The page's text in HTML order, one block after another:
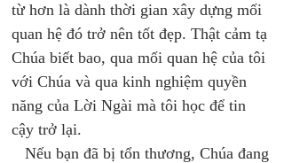
từ hơn là dành thời gian xây dựng mối
quan hệ đó trở nên tốt đẹp. Thật cảm tạ
Chúa biết bao, qua mối quan hệ của tôi
với Chúa và qua kinh nghiệm quyền
năng của Lời Ngài mà tôi học để tin
cậy trở lại.
Nếu bạn đã bị tổn thương, Chúa đang